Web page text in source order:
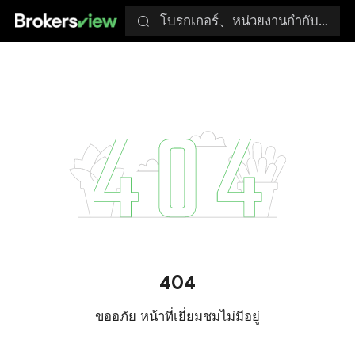
โบรกเกอร์、หน่วยงานกำกับดูแล
404
ขออภัย หน้าที่เยี่ยมชมไม่มีอยู่